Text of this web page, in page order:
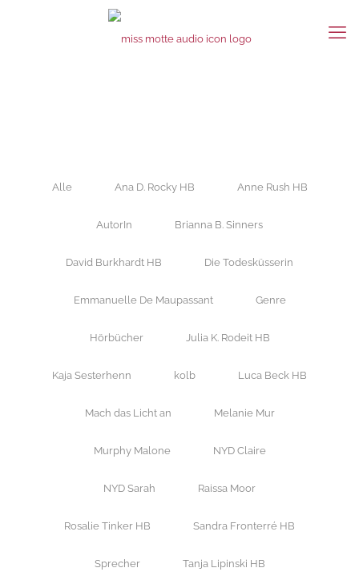
Alle Ana D. Rocky HB Anne Rush HB
AutorIn Brianna B. Sinners
David Burkhardt HB Die Todesküsserin
Emmanuelle De Maupassant Genre
Hörbücher Julia K. Rodeit HB
Kaja Sesterhenn kolb Luca Beck HB
Mach das Licht an Melanie Mur
Murphy Malone NYD Claire
NYD Sarah Raissa Moor
Rosalie Tinker HB Sandra Fronterré HB
Sprecher Tanja Lipinski HB